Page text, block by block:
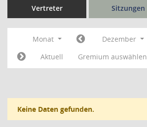
Vertreter Sitzungen
Monat Dezember
Aktuell
Gremium auswählen
Keine Daten gefunden.